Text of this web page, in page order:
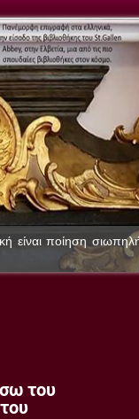
είναι ποίηση
του